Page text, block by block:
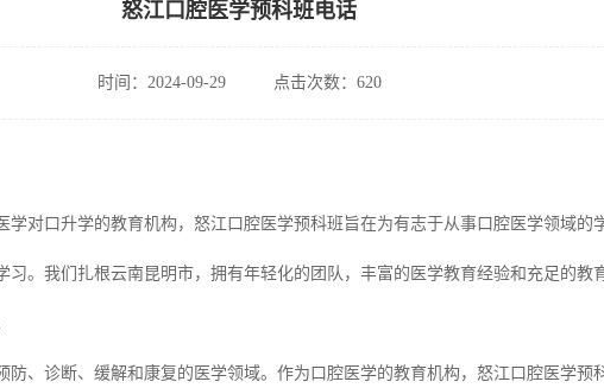
怒江口腔医学预科班电话
时间：2024-09-29 点击次数：620
学对口升学的教育机构，怒江口腔医学预科班旨在为有志于从事口腔医学领域的
习。我们扎根云南昆明市，拥有年轻化的团队，丰富的医学教育经验和充足的教
防、诊断、缓解和康复的医学领域。作为口腔医学的教育机构，怒江口腔医学预